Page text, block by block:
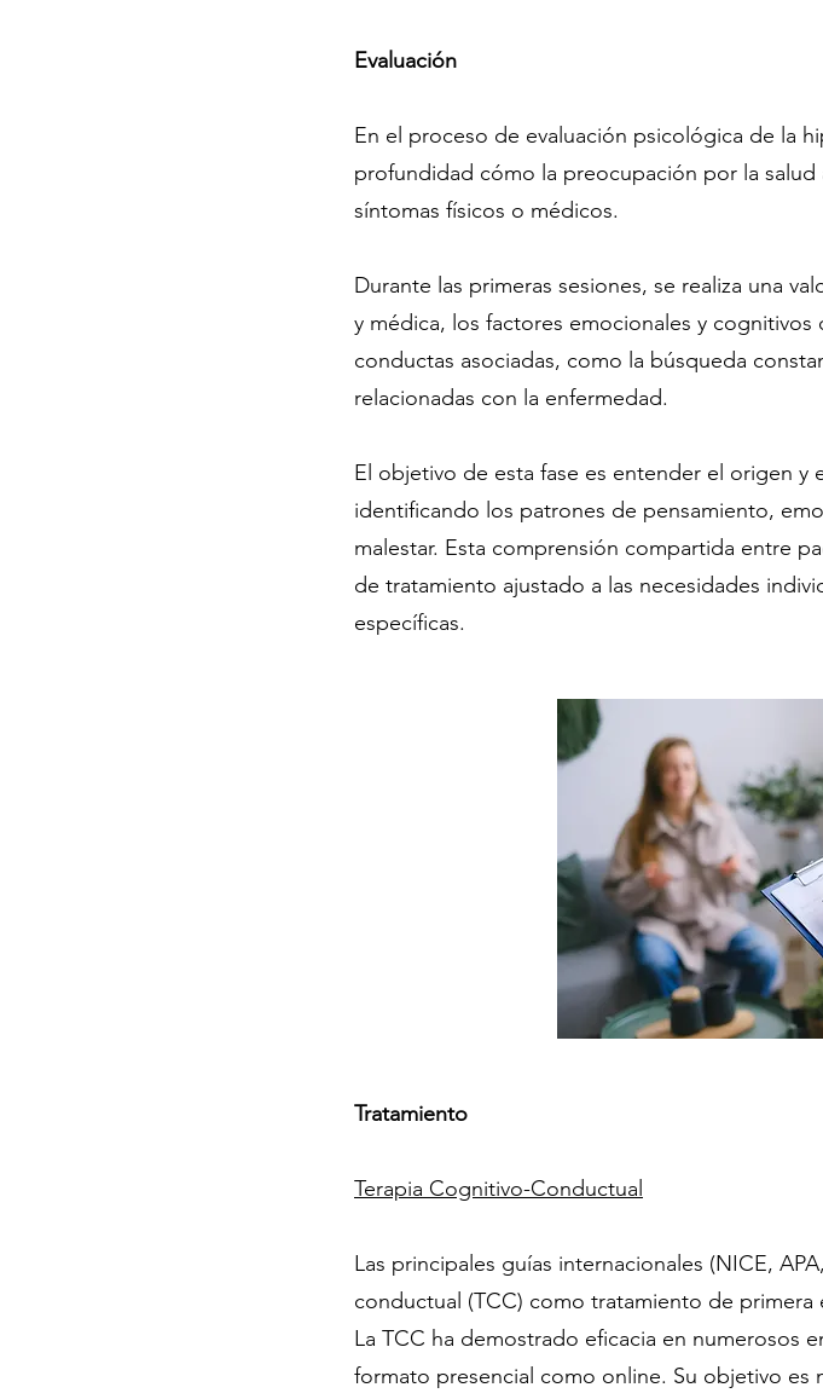
Evaluación
En el proceso de evaluación psicológica de la
profundidad cómo la preocupación por la salud
síntomas físicos o médicos.
Durante las primeras sesiones, se realiza una
y médica, los factores emocionales y
conductas asociadas, como la búsqueda
relacionadas con la enfermedad.
El objetivo de esta fase es entender el origen
identificando los patrones de pensamiento,
malestar. Esta comprensión compartida entre
de tratamiento ajustado a las necesidades
específicas.
Tratamiento
Terapia Cognitivo-Conductual
Las principales guías internacionales (NICE,
conductual (TCC) como tratamiento de
La TCC ha demostrado eficacia en numerosos
formato presencial como online. Su objetivo